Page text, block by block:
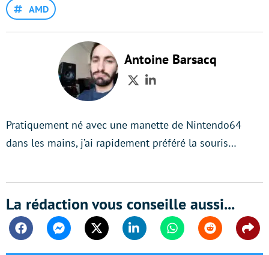
AMD
Antoine Barsacq
TwitterLinkedIn
Pratiquement né avec une manette de Nintendo64
dans les mains, j’ai rapidement préféré la souris…
La rédaction vous conseille aussi...
FacebookMessengerTwitter Linkedin WhatsappReddit